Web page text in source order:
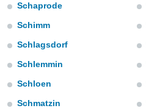
nuestros
y análisis
así como
y
Schaprode
Schimm
Schlagsdorf
Schlemmin
Schloen
Schmatzin